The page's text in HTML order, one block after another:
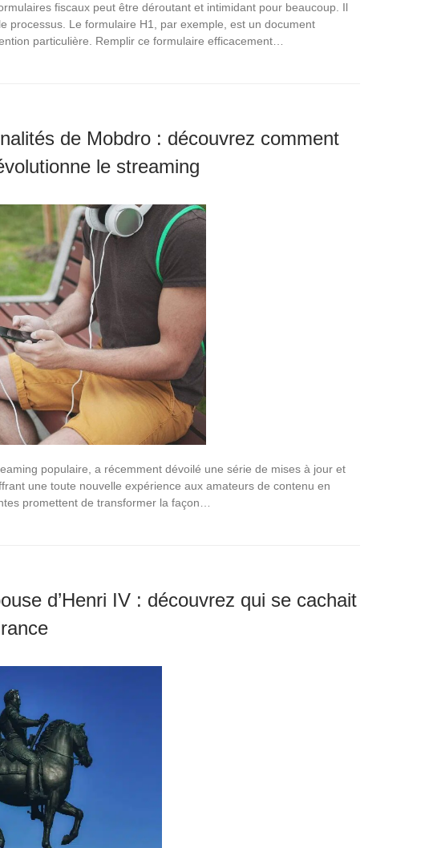
fiscaux peut être déroutant et intimidant pour beaucoup. Il
processus. Le formulaire H1, par exemple, est un document
particulière. Remplir ce formulaire efficacement…
de Mobdro : découvrez comment
le streaming
populaire, a récemment dévoilé une série de mises à jour et
une toute nouvelle expérience aux amateurs de contenu en
promettent de transformer la façon…
d’Henri IV : découvrez qui se cachait